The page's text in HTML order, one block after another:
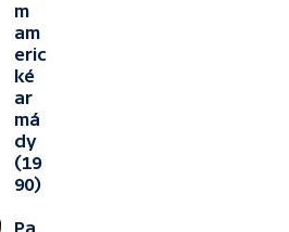
m
am
eric
ké
ar
má
dy
(19
90)
Pa